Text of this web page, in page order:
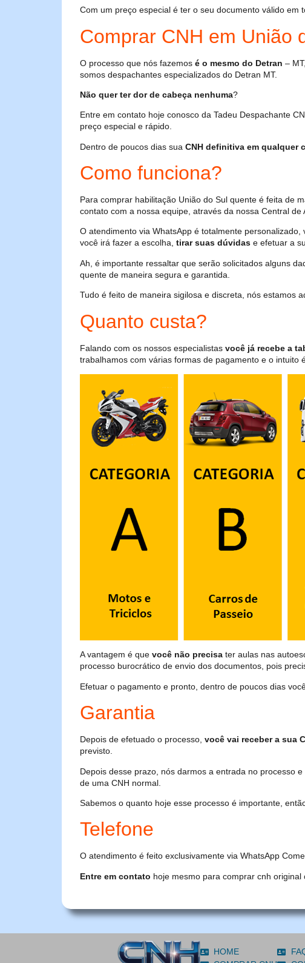
Com um preço especial é ter o seu documento válido em
Comprar CNH em União
O processo que nós fazemos é o mesmo do Detran – MT,
somos despachantes especializados do Detran MT.
Não quer ter dor de cabeça nenhuma?
Entre em contato hoje conosco da Tadeu Despachante
preço especial e rápido.
Dentro de poucos dias sua CNH definitiva em qualquer
Como funciona?
Para comprar habilitação União do Sul quente é feita de
contato com a nossa equipe, através da nossa Central
O atendimento via WhatsApp é totalmente
você irá fazer a escolha, tirar suas dúvidas e efetuar a
Ah, é importante ressaltar que serão solicitados alguns
quente de maneira segura e garantida.
Tudo é feito de maneira sigilosa e discreta, nós estamos
Quanto custa?
Falando com os nossos especialistas você já recebe a
trabalhamos com várias formas de pagamento e o intuito
A vantagem é que você não precisa ter aulas nas
processo burocrático de envio dos documentos, pois
Efetuar o pagamento e pronto, dentro de poucos dias
Garantia
Depois de efetuado o processo, você vai receber a sua
previsto.
Depois desse prazo, nós darmos a entrada no processo
de uma CNH normal.
Sabemos o quanto hoje esse processo é importante,
Telefone
O atendimento é feito exclusivamente via WhatsApp
Entre em contato hoje mesmo para comprar cnh
HOME